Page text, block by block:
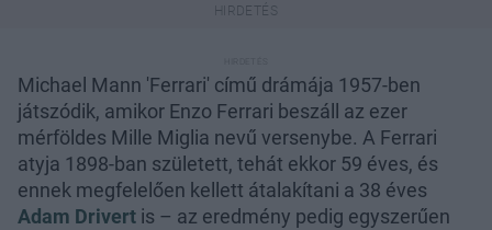
Michael Mann 'Ferrari' című drámája 1957-ben
játszódik, amikor Enzo Ferrari beszáll az ezer
mérföldes Mille Miglia nevű versenybe. A Ferrari
atyja 1898-ban született, tehát ekkor 59 éves, és
ennek megfelelően kellett átalakítani a 38 éves
Adam Drivert is – az eredmény pedig egyszerűen